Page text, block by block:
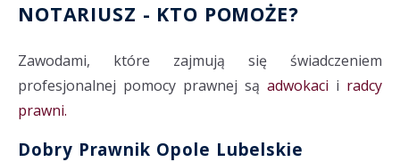
NOTARIUSZ - KTO POMOŻE?
Zawodami, które zajmują się świadczeniem
profesjonalnej pomocy prawnej są adwokaci i radcy
prawni.
Dobry Prawnik Opole Lubelskie